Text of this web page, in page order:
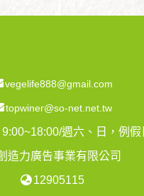
vegelife888@gmail.com
topwiner@so-net.net.tw
週六、日，例假
造力廣告事業有限公司
12905115